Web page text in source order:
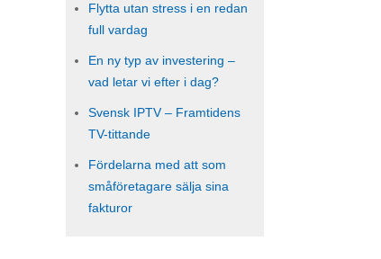
Flytta utan stress i en redan
full vardag
En ny typ av investering –
vad letar vi efter i dag?
Svensk IPTV – Framtidens
TV-tittande
Fördelarna med att som
småföretagare sälja sina
fakturor